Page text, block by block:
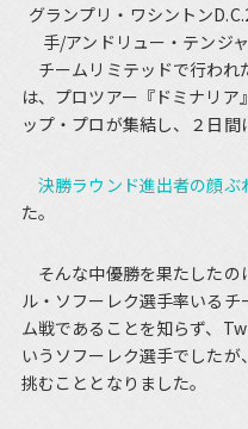
グランプリ・ワシントン
手/アンドリュー・テンジ
チームリミテッドで行われ
は、プロツアー『ドミナリ
ップ・プロが集結し、２日間
決勝ラウンド進出者の顔ぶ
た。
そんな中優勝を果たしたの
ル・ソフーレク選手率いる
ム戦であることを知らず、
いうソフーレク選手でした
挑むこととなりました。